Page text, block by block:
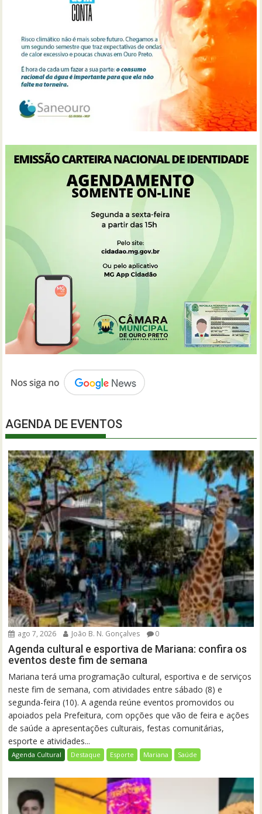
AGENDA DE EVENTOS
ago 7, 2026 João B. N. Gonçalves 0
Agenda cultural e esportiva de Mariana: confira os
eventos deste fim de semana
Mariana terá uma programação cultural, esportiva e de serviços
neste fim de semana, com atividades entre sábado (8) e
segunda-feira (10). A agenda reúne eventos promovidos ou
apoiados pela Prefeitura, com opções que vão de feira e ações
de saúde a apresentações culturais, festas comunitárias,
esporte e atividades...
Agenda Cultural Destaque Esporte Mariana Saúde